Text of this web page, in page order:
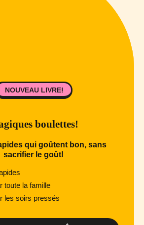
boulettes!
qui goûtent bon, sans
sacrifier le goût!
toute la famille
les soirs pressés
NOUVEAU LIVRE!